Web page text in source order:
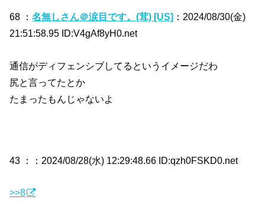
68 ：名無しさん＠涙目です。(茸) [US] ：2024/08/30(金)
21:51:58.95 ID:V4gAf8yH0.net
通信がディフェンシブしてるというイメージだわ
尻と言ってたとか
たまったもんじゃないよ
43 ： ：2024/08/28(水) 12:29:48.66 ID:qzh0FSKD0.net
>>8